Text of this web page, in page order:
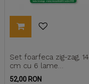
Set foarfeca zig-zag, 14
cm cu 6 lame
interschimbabile
Pret
52,00 RON